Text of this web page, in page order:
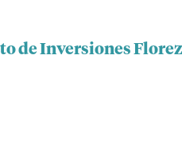
de Inversiones Florez